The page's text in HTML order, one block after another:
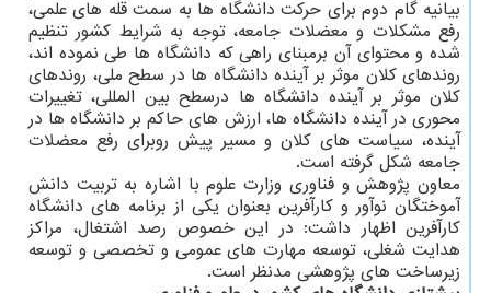
بیانیه گام دوم برای حرکت دانشگاه ها به سمت قله های علمی،
رفع مشکلات و معضلات جامعه، توجه به شرایط کشور تنظیم
شده و محتوای آن برمبنای راهی که دانشگاه ها طی نموده اند،
روندهای کلان موثر بر آینده دانشگاه ها در سطح ملی، روندهای
کلان موثر بر آینده دانشگاه ها درسطح بین المللی، تغییرات
محوری در آینده دانشگاه ها، ارزش های حاکم بر دانشگاه ها در
آینده، سیاست های کلان و مسیر پیش روبرای رفع معضلات
جامعه شکل گرفته است.
معاون پژوهش و فناوری وزارت علوم با اشاره به تربیت دانش
آموختگان نوآور و کارآفرین بعنوان یکی از برنامه های دانشگاه
کارآفرین اظهار داشت: در این خصوص رصد اشتغال، مراکز
هدایت شغلی، توسعه مهارت های عمومی و تخصصی و توسعه
زیرساخت های پژوهشی مدنظر است.